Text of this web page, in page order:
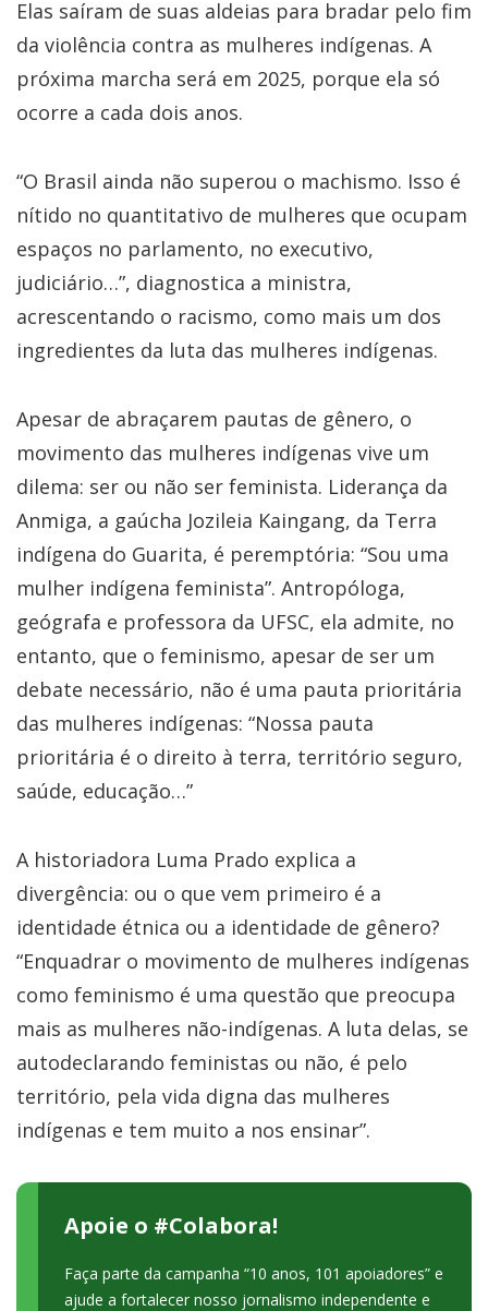
Elas saíram de suas aldeias para bradar pelo fim
da violência contra as mulheres indígenas. A
próxima marcha será em 2025, porque ela só
ocorre a cada dois anos.
“O Brasil ainda não superou o machismo. Isso é
nítido no quantitativo de mulheres que ocupam
espaços no parlamento, no executivo,
judiciário…”, diagnostica a ministra,
acrescentando o racismo, como mais um dos
ingredientes da luta das mulheres indígenas.
Apesar de abraçarem pautas de gênero, o
movimento das mulheres indígenas vive um
dilema: ser ou não ser feminista. Liderança da
Anmiga, a gaúcha Jozileia Kaingang, da Terra
indígena do Guarita, é peremptória: “Sou uma
mulher indígena feminista”. Antropóloga,
geógrafa e professora da UFSC, ela admite, no
entanto, que o feminismo, apesar de ser um
debate necessário, não é uma pauta prioritária
das mulheres indígenas: “Nossa pauta
prioritária é o direito à terra, território seguro,
saúde, educação…”
A historiadora Luma Prado explica a
divergência: ou o que vem primeiro é a
identidade étnica ou a identidade de gênero?
“Enquadrar o movimento de mulheres indígenas
como feminismo é uma questão que preocupa
mais as mulheres não-indígenas. A luta delas, se
autodeclarando feministas ou não, é pelo
território, pela vida digna das mulheres
indígenas e tem muito a nos ensinar”.
Apoie o #Colabora!
Faça parte da campanha “10 anos, 101 apoiadores” e
ajude a fortalecer nosso jornalismo independente e